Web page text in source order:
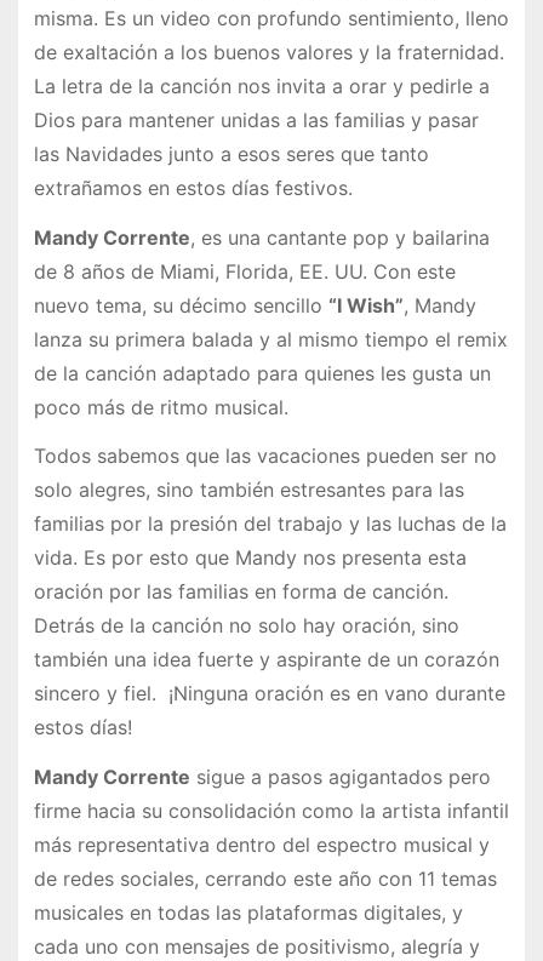
misma. Es un video con profundo sentimiento, lleno
de exaltación a los buenos valores y la fraternidad.
La letra de la canción nos invita a orar y pedirle a
Dios para mantener unidas a las familias y pasar
las Navidades junto a esos seres que tanto
extrañamos en estos días festivos.
Mandy Corrente, es una cantante pop y bailarina
de 8 años de Miami, Florida, EE. UU. Con este
nuevo tema, su décimo sencillo “I Wish”, Mandy
lanza su primera balada y al mismo tiempo el remix
de la canción adaptado para quienes les gusta un
poco más de ritmo musical.
Todos sabemos que las vacaciones pueden ser no
solo alegres, sino también estresantes para las
familias por la presión del trabajo y las luchas de la
vida. Es por esto que Mandy nos presenta esta
oración por las familias en forma de canción.
Detrás de la canción no solo hay oración, sino
también una idea fuerte y aspirante de un corazón
sincero y fiel. ¡Ninguna oración es en vano durante
estos días!
Mandy Corrente sigue a pasos agigantados pero
firme hacia su consolidación como la artista infantil
más representativa dentro del espectro musical y
de redes sociales, cerrando este año con 11 temas
musicales en todas las plataformas digitales, y
cada uno con mensajes de positivismo, alegría y